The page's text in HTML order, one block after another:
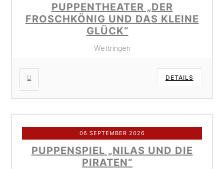
PUPPENTHEATER „DER
FROSCHKÖNIG UND DAS KLEINE
GLÜCK“
Wettringen
DETAILS
06 SEPTEMBER 2026
PUPPENSPIEL „NILAS UND DIE
PIRATEN“